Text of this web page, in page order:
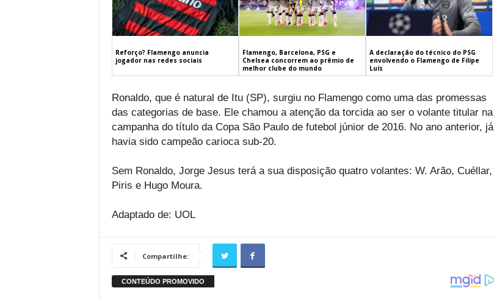
Reforço? Flamengo anuncia
jogador nas redes sociais
Flamengo, Barcelona, PSG e
Chelsea concorrem ao prêmio de
melhor clube do mundo
A declaração do técnico do PSG
envolvendo o Flamengo de Filipe
Luís
Ronaldo, que é natural de Itu (SP), surgiu no Flamengo como uma das promessas
das categorias de base. Ele chamou a atenção da torcida ao ser o volante titular na
campanha do título da Copa São Paulo de futebol júnior de 2016. No ano anterior, já
havia sido campeão carioca sub-20.
Sem Ronaldo, Jorge Jesus terá a sua disposição quatro volantes: W. Arão, Cuéllar,
Piris e Hugo Moura.
Adaptado de: UOL
Compartilhe: